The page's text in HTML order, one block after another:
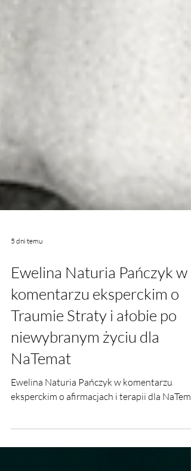
Ewelina Naturia Pańczyk w
komentarzu eksperckim o
Traumie Straty i ałobie po
niewybranym życiu dla
NaTemat
Ewelina Naturia Pańczyk w komentarzu